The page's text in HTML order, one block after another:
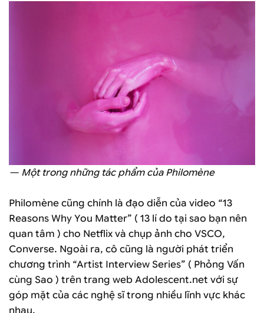
— Một trong những tác phẩm của Philomène
Philomène cũng chính là đạo diễn của video “13
Reasons Why You Matter” ( 13 lí do tại sao bạn nên
quan tâm ) cho Netflix và chụp ảnh cho VSCO,
Converse. Ngoài ra, cô cũng là người phát triển
chương trình “Artist Interview Series” ( Phỏng Vấn
cùng Sao ) trên trang web Adolescent.net với sự
góp mặt của các nghệ sĩ trong nhiều lĩnh vực khác
nhau.